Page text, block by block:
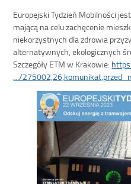
Europejski Tydzień Mobilności
mającą na celu zachęcenie
niekorzystnych dla zdrowia
alternatywnych, ekologicznych
Szczegóły ETM w Krakowie:
…/